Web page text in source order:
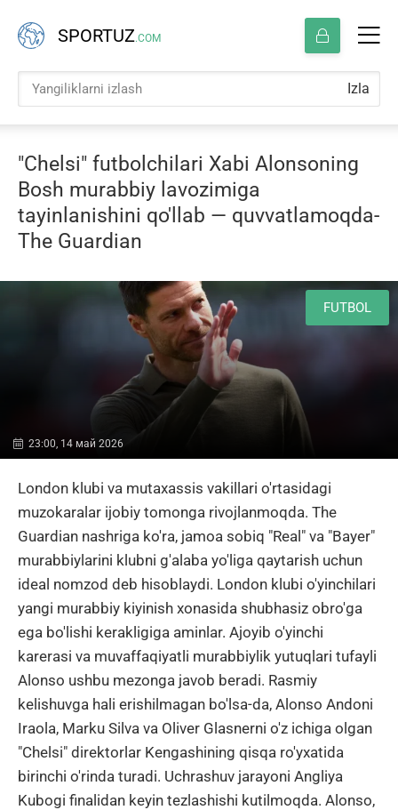
SPORTUZ.COM
Izla
"Chelsi" futbolchilari Xabi Alonsoning
Bosh murabbiy lavozimiga
tayinlanishini qo'llab — quvvatlamoqda-
The Guardian
FUTBOL
23:00, 14 май 2026
London klubi va mutaxassis vakillari o'rtasidagi
muzokaralar ijobiy tomonga rivojlanmoqda. The
Guardian nashriga ko'ra, jamoa sobiq "Real" va "Bayer"
murabbiylarini klubni g'alaba yo'liga qaytarish uchun
ideal nomzod deb hisoblaydi. London klubi o'yinchilari
yangi murabbiy kiyinish xonasida shubhasiz obro'ga
ega bo'lishi kerakligiga aminlar. Ajoyib o'yinchi
karerasi va muvaffaqiyatli murabbiylik yutuqlari tufayli
Alonso ushbu mezonga javob beradi. Rasmiy
kelishuvga hali erishilmagan bo'lsa-da, Alonso Andoni
Iraola, Marku Silva va Oliver Glasnerni o'z ichiga olgan
"Chelsi" direktorlar Kengashining qisqa ro'yxatida
birinchi o'rinda turadi. Uchrashuv jarayoni Angliya
Kubogi finalidan keyin tezlashishi kutilmoqda. Alonso,